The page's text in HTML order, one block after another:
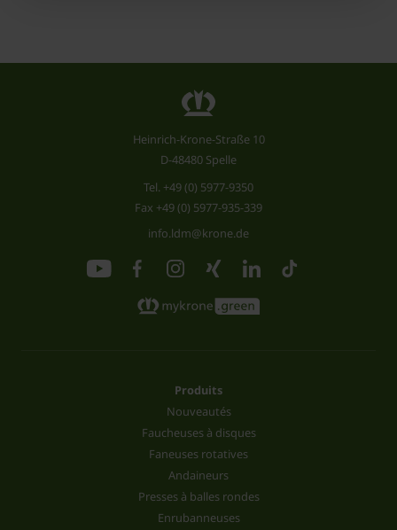
Heinrich-Krone-Straße 10
D-48480 Spelle
Tel. +49 (0) 5977-9350
Fax +49 (0) 5977-935-339
info.ldm@krone.de
Produits
Nouveautés
Faucheuses à disques
Faneuses rotatives
Andaineurs
Presses à balles rondes
Enrubanneuses